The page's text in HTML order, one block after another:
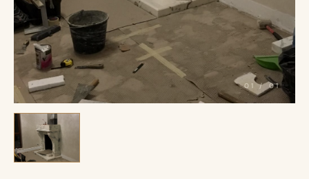
01 / 01